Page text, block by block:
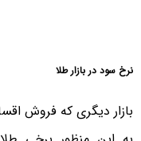
نرخ سود در بازار طلا
بازار دیگری که فروش